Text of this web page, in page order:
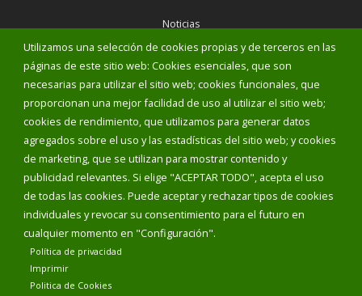
Utilizamos una selección de cookies propias y de terceros en las
páginas de este sitio web: Cookies esenciales, que son
necesarias para utilizar el sitio web; cookies funcionales, que
proporcionan una mejor facilidad de uso al utilizar el sitio web;
cookies de rendimiento, que utilizamos para generar datos
agregados sobre el uso y las estadísticas del sitio web; y cookies
de marketing, que se utilizan para mostrar contenido y
publicidad relevantes. Si elige "ACEPTAR TODO", acepta el uso
de todas las cookies. Puede aceptar y rechazar tipos de cookies
individuales y revocar su consentimiento para el futuro en
cualquier momento en "Configuración".
Política de privacidad
Imprimir
Politica de Cookies
Noticias
Eventos
Corporación Municipal
Teléfonos de interés
INICIAR SESIÓN
MAPA WEB